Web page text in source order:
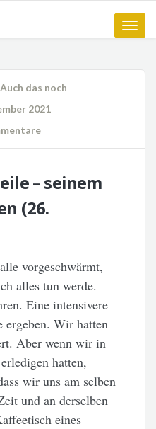
Toggle
Auch das noch
2021
– seinem
(26.
vorgeschwärmt,
alles tun werde.
Eine intensivere
ergeben. Wir hatten
Aber wenn wir in
hatten,
wir uns am selben
und an derselben
eines